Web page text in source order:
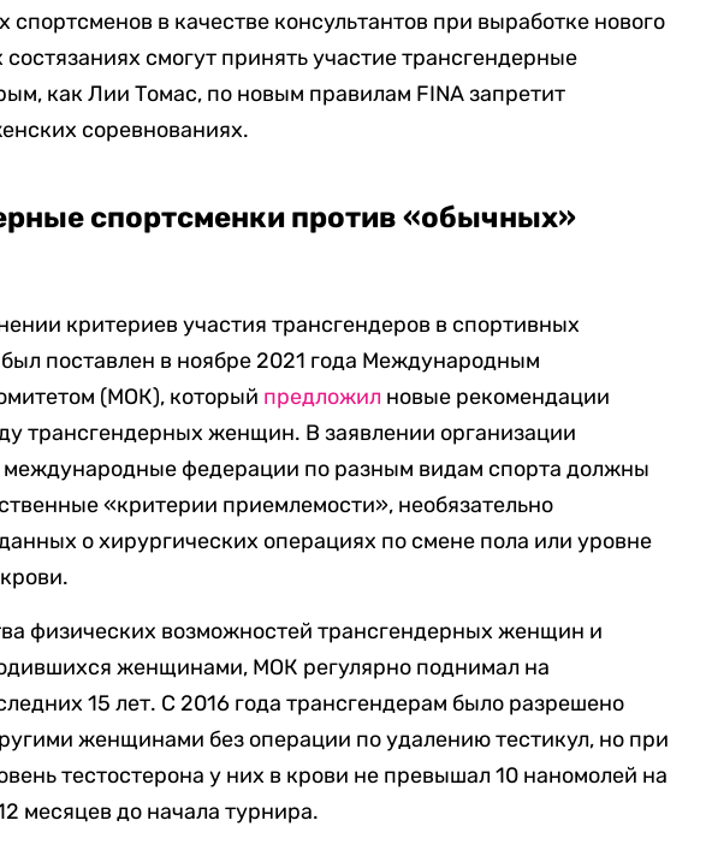
спортсменов в качестве консультантов при выработке нового
смогут принять участие трансгендерные
как Лии Томас, по новым правилам FINA запретит
соревнованиях.
спортсменки против «обычных»
критериев участия трансгендеров в спортивных
поставлен в ноябре 2021 года Международным
(МОК), который предложил новые рекомендации
трансгендерных женщин. В заявлении организации
международные федерации по разным видам спорта должны
«критерии приемлемости», необязательно
о хирургических операциях по смене пола или уровне
физических возможностей трансгендерных женщин и
женщинами, МОК регулярно поднимал на
15 лет. С 2016 года трансгендерам было разрешено
женщинами без операции по удалению тестикул, но при
тестостерона у них в крови не превышал 10 наномолей на
месяцев до начала турнира.